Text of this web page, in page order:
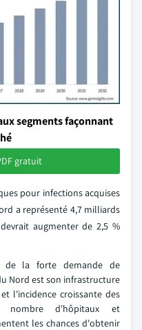
segments façonnant
gratuit
pour infections acquises
a représenté 4,7 milliards
augmenter de 2,5 %
de la forte demande de
Nord est son infrastructure
l'incidence croissante des
d'hôpitaux et
les chances d'obtenir